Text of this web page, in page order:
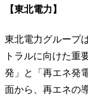
【東北電力】
東北電力グループ
トラルに向けた重
発」と「再エネ発
面から、再エネの